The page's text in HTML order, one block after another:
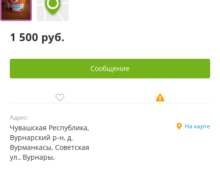
1 500 руб.
Сообщение
Адрес:
Чувашская Республика,
Вурнарский р-н, д.
Вурманкасы, Советская
ул., Вурнары,
На карте